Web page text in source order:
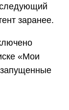
заранее.
«Мои
запущенные